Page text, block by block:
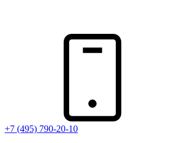
+7 (495) 790-20-10